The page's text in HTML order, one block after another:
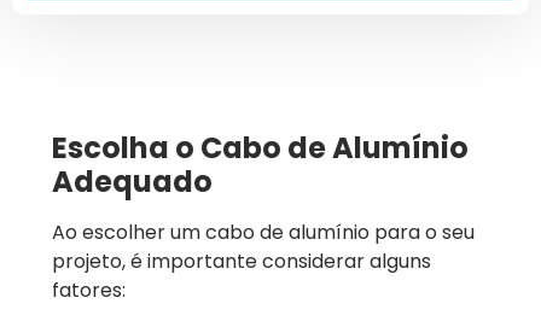
Escolha o Cabo de Alumínio
Adequado
Ao escolher um cabo de alumínio para o seu
projeto, é importante considerar alguns
fatores: